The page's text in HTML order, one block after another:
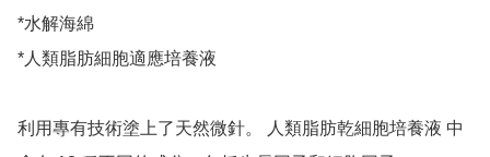
*水解海綿
*人類脂肪細胞適應培養液
利用專有技術塗上了天然微針。 人類脂肪乾細胞培養液 中